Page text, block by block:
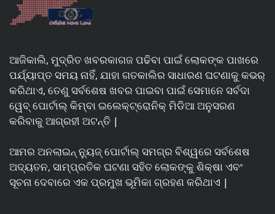
ଆଜିକାଲି, ମୁଦ୍ରିତ ଖବରକାଗଜ ପଢିବା ପାଇଁ ଲୋକଙ୍କ ପାଖରେ
ପର୍ଯ୍ୟାପ୍ତ ସମୟ ନାହିଁ, ଯାହା ଗତକାଲିର ସାଧାରଣ ଘଟଣାକୁ କଭର୍
କରିଥାଏ, ତେଣୁ ସର୍ବଶେଷ ଖବର ପାଇବା ପାଇଁ ସେମାନେ ସର୍ବଦା
ୱେବ୍ ପୋର୍ଟାଲ୍ କିମ୍ବା ଇଲେକ୍ଟ୍ରୋନିକ୍ ମିଡିଆ ଅନୁସରଣ
କରିବାକୁ ଆଗ୍ରହୀ ଅଟନ୍ତି |
ଆମର ଅନଲାଇନ୍ ନ୍ୟୁଜ୍ ପୋର୍ଟାଲ୍ ସମଗ୍ର ବିଶ୍ୱରେ ସର୍ବଶେଷ
ଅଦ୍ୟତନ, ସାମ୍ପ୍ରତିକ ଘଟଣା ସହିତ ଲୋକଙ୍କୁ ଶିକ୍ଷା ଏବଂ
ସୂଚନା ଦେବାରେ ଏକ ପ୍ରମୁଖ ଭୂମିକା ଗ୍ରହଣ କରିଥାଏ |